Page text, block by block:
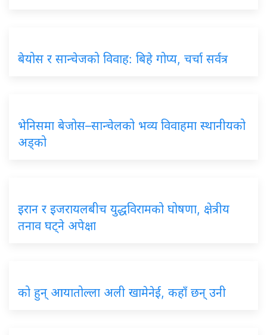
बेयोस र सान्चेजको विवाह: बिहे गोप्य, चर्चा सर्वत्र
भेनिसमा बेजोस–सान्चेलको भव्य विवाहमा स्थानीयको
अड्को
इरान र इजरायलबीच युद्धविरामको घोषणा, क्षेत्रीय
तनाव घट्ने अपेक्षा
को हुन् आयातोल्ला अली खामेनेई, कहाँ छन् उनी